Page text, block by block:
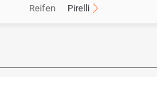
Reifen Pirelli